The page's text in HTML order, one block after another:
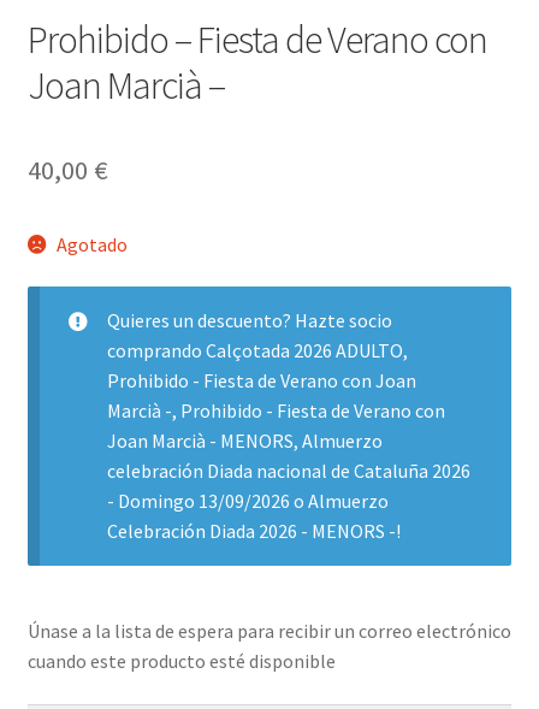
Prohibido – Fiesta de Verano con
Joan Marcià –
40,00 €
Agotado
Quieres un descuento? Hazte socio
comprando Calçotada 2026 ADULTO,
Prohibido - Fiesta de Verano con Joan
Marcià -, Prohibido - Fiesta de Verano con
Joan Marcià - MENORS, Almuerzo
celebración Diada nacional de Cataluña 2026
- Domingo 13/09/2026 o Almuerzo
Celebración Diada 2026 - MENORS -!
Únase a la lista de espera para recibir un correo electrónico
cuando este producto esté disponible